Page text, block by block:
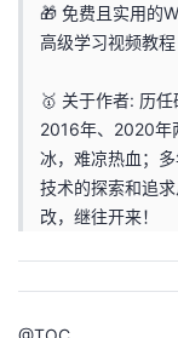
坛
圈
子
的
直
播
我
的
活
动
我
的
关
我
的
发
我
Programs
的
🎁 免费且实用的
高级学习视频教程
🥇 关于作者: 历
2016年、2020年
冰，难凉热血；
技术的探索和追
改，继往开来！